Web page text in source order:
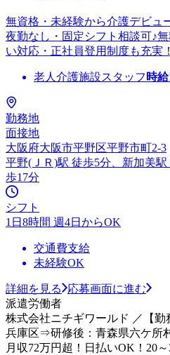
無資格・未経験から介護デビュ
夜勤なし・固定シフト相談可♪
い対応・正社員登用制度も充実！
老人介護施設スタッフ 時給
勤務地
面接地
大阪府大阪市平野区平野市町2-3
平野(ＪＲ)駅 徒歩5分、新加美
歩17分
シフト
1日8時間 週4日からOK
交通費支給
未経験OK
詳細を見る
応募画面に進む
派遣労働者
株式会社ニチギワールド ／【
兵庫区⇒研修後：青森県六ケ
月収72万円超！日払いOK！20